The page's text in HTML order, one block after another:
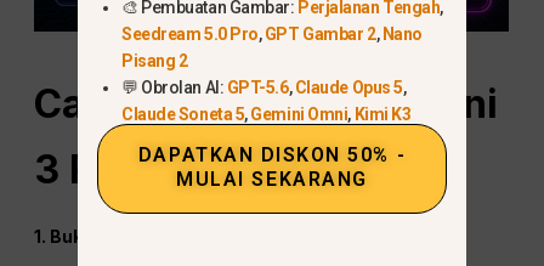
Cara Mengakses Gemini
3 Pro di GlobalGPT
1. Buka Global GPT
🎨 Pembuatan Gambar: Perjalanan Tengah,
Seedream 5.0 Pro,GPT Gambar 2, Nano
Pisang 2
💬 Obrolan AI: GPT-5.6,Claude Opus 5,
Claude Soneta 5,Gemini Omni, Kimi K3
DAPATKAN DISKON 50% -
MULAI SEKARANG